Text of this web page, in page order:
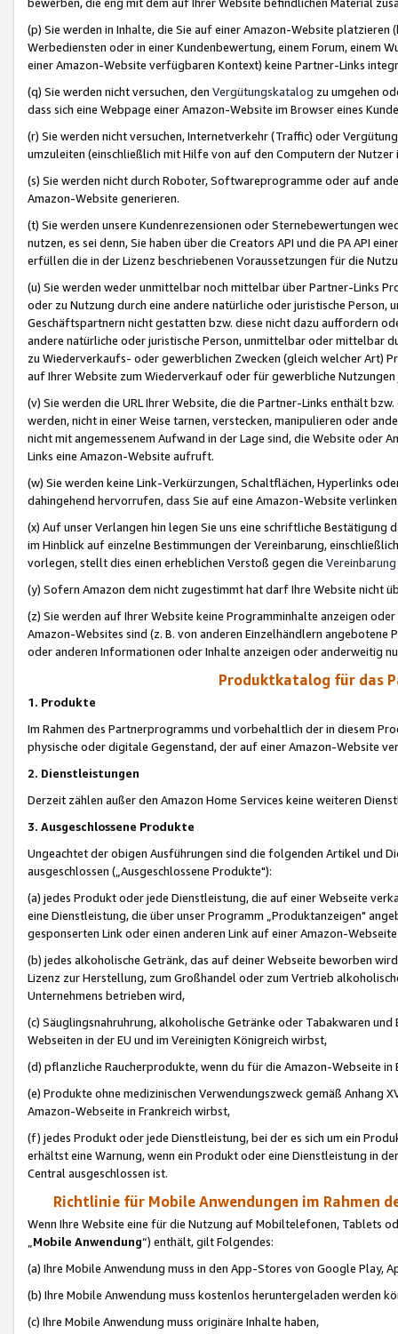
(p) Sie werden in Inhalte, die Sie auf einer Amazon-Website
Werbediensten oder in einer Kundenbewertung, einem Forum, einem
einer Amazon-Website verfügbaren Kontext) keine Partner-Links
(q) Sie werden nicht versuchen, den Vergütungskatalog zu umgehen
dass sich eine Webpage einer Amazon-Website im Browser eines
(r) Sie werden nicht versuchen, Internetverkehr (Traffic) oder
umzuleiten (einschließlich mit Hilfe von auf den Computern der
(s) Sie werden nicht durch Roboter, Softwareprogramme oder auf
Amazon-Website generieren.
(t) Sie werden unsere Kundenrezensionen oder Sternebewertungen
nutzen, es sei denn, Sie haben über die Creators API und die PA API
erfüllen die in der Lizenz beschriebenen Voraussetzungen für die
(u) Sie werden weder unmittelbar noch mittelbar über Partner-Links
oder zu Nutzung durch eine andere natürliche oder juristische
Geschäftspartnern nicht gestatten bzw. diese nicht dazu auffordern
andere natürliche oder juristische Person, unmittelbar oder mittelbar
zu Wiederverkaufs- oder gewerblichen Zwecken (gleich welcher Art)
auf Ihrer Website zum Wiederverkauf oder für gewerbliche
(v) Sie werden die URL Ihrer Website, die die Partner-Links enthält
werden, nicht in einer Weise tarnen, verstecken, manipulieren oder
nicht mit angemessenem Aufwand in der Lage sind, die Website oder
Links eine Amazon-Website aufruft.
(w) Sie werden keine Link-Verkürzungen, Schaltflächen, Hyperlinks
dahingehend hervorrufen, dass Sie auf eine Amazon-Website
(x) Auf unser Verlangen hin legen Sie uns eine schriftliche
im Hinblick auf einzelne Bestimmungen der Vereinbarung,
vorlegen, stellt dies einen erheblichen Verstoß gegen die Vereinbarung
(y) Sofern Amazon dem nicht zugestimmt hat darf Ihre Website nicht
(z) Sie werden auf Ihrer Website keine Programminhalte anzeigen
Amazon-Websites sind (z. B. von anderen Einzelhändlern
oder anderen Informationen oder Inhalte anzeigen oder anderweitig
Produktkatalog für das
1. Produkte
Im Rahmen des Partnerprogramms und vorbehaltlich der in diesem
physische oder digitale Gegenstand, der auf einer Amazon-Website
2. Dienstleistungen
Derzeit zählen außer den Amazon Home Services keine weiteren
3. Ausgeschlossene Produkte
Ungeachtet der obigen Ausführungen sind die folgenden Artikel und
ausgeschlossen („Ausgeschlossene Produkte"):
(a) jedes Produkt oder jede Dienstleistung, die auf einer Webseite
eine Dienstleistung, die über unser Programm „Produktanzeigen"
gesponserten Link oder einen anderen Link auf einer Amazon-
(b) jedes alkoholische Getränk, das auf deiner Webseite beworben
Lizenz zur Herstellung, zum Großhandel oder zum Vertrieb
Unternehmens betrieben wird,
(c) Säuglingsnahruhrung, alkoholische Getränke oder Tabakwaren
Webseiten in der EU und im Vereinigten Königreich wirbst,
(d) pflanzliche Raucherprodukte, wenn du für die Amazon-Webseite in
(e) Produkte ohne medizinischen Verwendungszweck gemäß Anhang
Amazon-Webseite in Frankreich wirbst,
(f) jedes Produkt oder jede Dienstleistung, bei der es sich um ein
erhältst eine Warnung, wenn ein Produkt oder eine Dienstleistung in
Central ausgeschlossen ist.
Richtlinie für Mobile Anwendungen im Rahmen
Wenn Ihre Website eine für die Nutzung auf Mobiltelefonen, Tablets
„Mobile Anwendung“) enthält, gilt Folgendes:
(a) Ihre Mobile Anwendung muss in den App-Stores von Google Play,
(b) Ihre Mobile Anwendung muss kostenlos heruntergeladen werden
(c) Ihre Mobile Anwendung muss originäre Inhalte haben,